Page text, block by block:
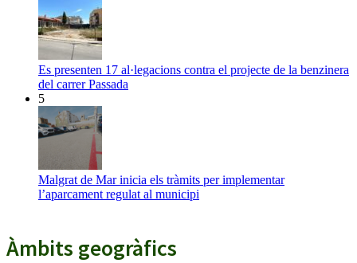
Es presenten 17 al·legacions contra el projecte de la benzinera
del carrer Passada
5
Malgrat de Mar inicia els tràmits per implementar
l’aparcament regulat al municipi
Àmbits geogràfics